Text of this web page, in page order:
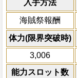
入手方法
海賊祭報酬
体力(限界突破時)
3,006
能力スロット数